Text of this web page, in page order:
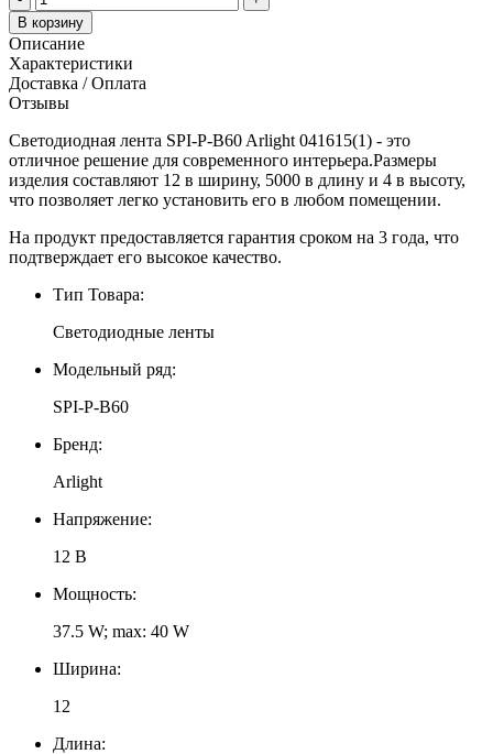
В корзину
Описание
Характеристики
Доставка / Оплата
Отзывы
Светодиодная лента SPI-P-B60 Arlight 041615(1) - это
отличное решение для современного интерьера.Размеры
изделия составляют 12 в ширину, 5000 в длину и 4 в высоту,
что позволяет легко установить его в любом помещении.
На продукт предоставляется гарантия сроком на 3 года, что
подтверждает его высокое качество.
Тип Товара:
Светодиодные ленты
Модельный ряд:
SPI-P-B60
Бренд:
Arlight
Напряжение:
12 В
Мощность:
37.5 W; max: 40 W
Ширина:
12
Длина: